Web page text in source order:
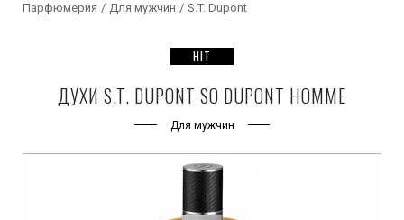
Парфюмерия / Для мужчин / S.T. Dupont
HIT
ДУХИ S.T. DUPONT SO DUPONT HOMME
Для мужчин